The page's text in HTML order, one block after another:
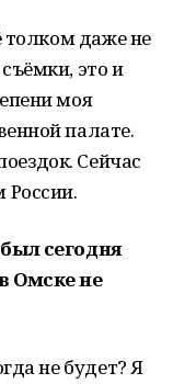
толком даже не
это и
моя
палате.
Сейчас
России.
сегодня
Омске не
не будет? Я